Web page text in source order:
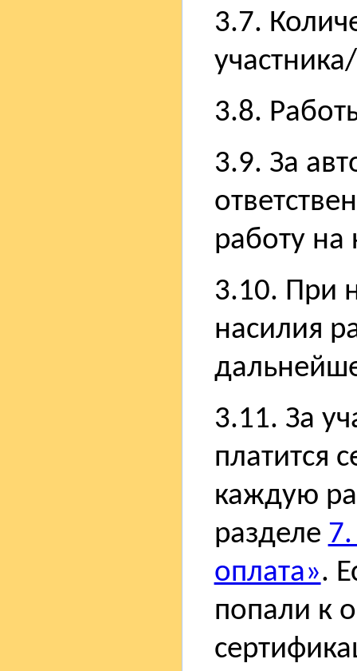
3.7.
3.8.
3.9. За
работу на
3.10. При
насилия
3.11. За
платится
каждую
разделе
оплата».
попали к